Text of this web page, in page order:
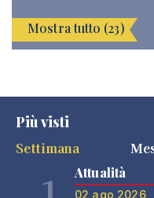
Mostra tutto (23)
Più visti
Settimana
Attualità
02 ago 2026